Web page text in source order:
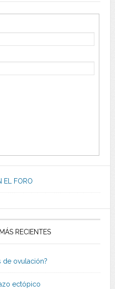
EL FORO
RECIENTES
de ovulación?
ectópico